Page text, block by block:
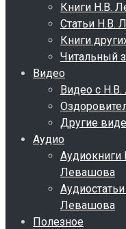
Книги Н.В.
Статьи Н.В.
Книги
Читальный
Видео
Видео с
Другие
Аудио
Аудиокниги
Левашова
Левашова
Полезное